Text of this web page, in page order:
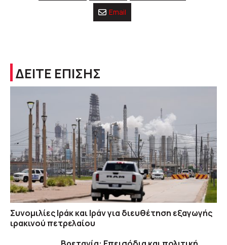
Email
ΔΕΙΤΕ ΕΠΙΣΗΣ
Συνομιλίες Ιράκ και Ιράν για διευθέτηση εξαγωγής
ιρακινού πετρελαίου